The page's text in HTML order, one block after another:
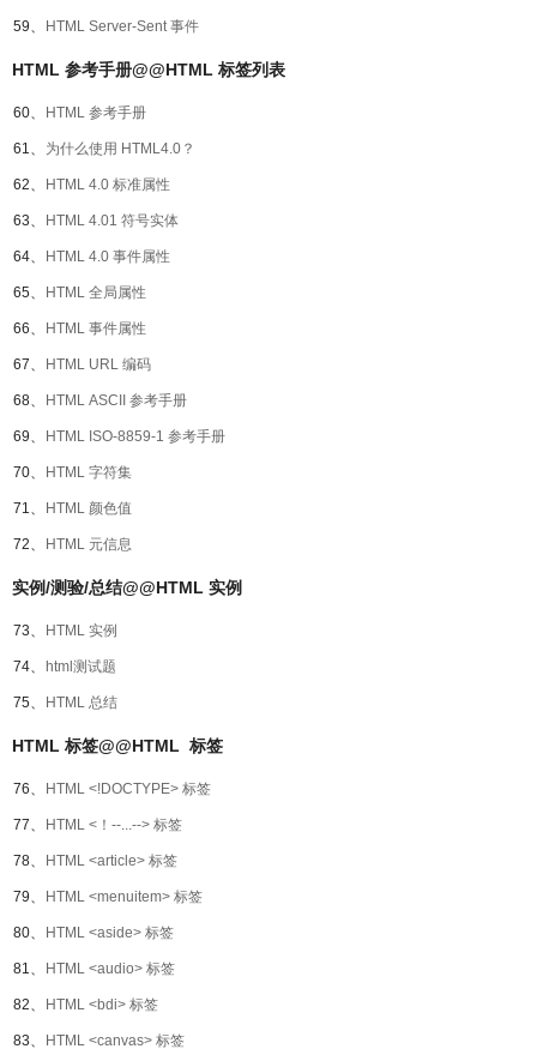
59、 HTML Server-Sent 事件
HTML 参考手册@@HTML 标签列表
60、 HTML 参考手册
61、 为什么使用 HTML4.0？
62、 HTML 4.0 标准属性
63、 HTML 4.01 符号实体
64、 HTML 4.0 事件属性
65、 HTML 全局属性
66、 HTML 事件属性
67、 HTML URL 编码
68、 HTML ASCII 参考手册
69、 HTML ISO-8859-1 参考手册
70、 HTML 字符集
71、 HTML 颜色值
72、 HTML 元信息
实例/测验/总结@@HTML 实例
73、 HTML 实例
74、 html测试题
75、 HTML 总结
HTML 标签@@HTML 标签
76、 HTML <!DOCTYPE> 标签
77、 HTML <！--...--> 标签
78、 HTML <article> 标签
79、 HTML <menuitem> 标签
80、 HTML <aside> 标签
81、 HTML <audio> 标签
82、 HTML <bdi> 标签
83、 HTML <canvas> 标签